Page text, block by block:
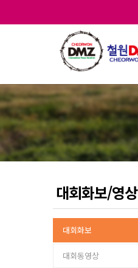
대회화보/영상
대회화보
대회동영상